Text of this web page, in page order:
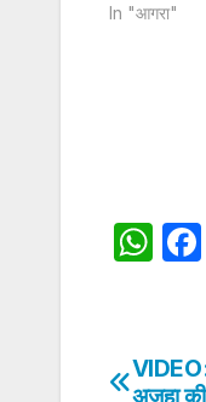
In "आगरा"
W
s
Post
VIDEO: